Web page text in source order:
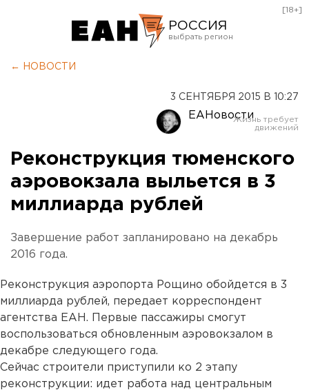
РОССИЯ
Оренбург
[18+]
← НОВОСТИ
3 СЕНТЯБРЯ 2015 В 10:27
ЕАНовости
Реконструкция тюменского
аэровокзала выльется в 3
миллиарда рублей
Завершение работ запланировано на декабрь
2016 года.
Реконструкция аэропорта Рощино обойдется в 3
миллиарда рублей, передает корреспондент
агентства ЕАН. Первые пассажиры смогут
воспользоваться обновленным аэровокзалом в
декабре следующего года.
Сейчас строители приступили ко 2 этапу
реконструкции: идет работа над центральным